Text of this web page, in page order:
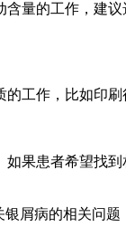
量的工作，建
工作，比如印刷
果患者希望找
屑病的相关问题